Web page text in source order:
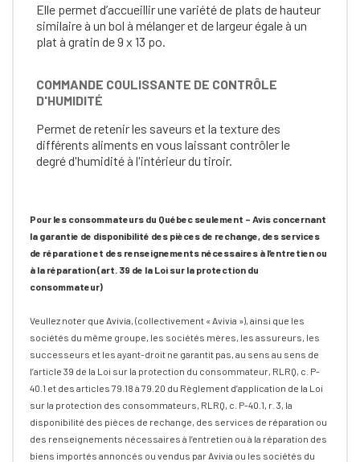
Elle permet d’accueillir une variété de plats de hauteur
similaire à un bol à mélanger et de largeur égale à un
plat à gratin de 9 x 13 po.
COMMANDE COULISSANTE DE CONTRÔLE
D'HUMIDITÉ
Permet de retenir les saveurs et la texture des
différents aliments en vous laissant contrôler le
degré d'humidité à l'intérieur du tiroir.
Pour les consommateurs du Québec seulement – Avis concernant
la garantie de disponibilité des pièces de rechange, des services
de réparation et des renseignements nécessaires à l’entretien ou
à la réparation (art. 39 de la Loi sur la protection du
consommateur)
Veullez noter que Avivia, (collectivement « Avivia »), ainsi que les
sociétés du même groupe, les sociétés mères, les assureurs, les
successeurs et les ayant-droit ne garantit pas, au sens au sens de
l’article 39 de la Loi sur la protection du consommateur, RLRQ, c. P-
40.1 et des articles 79.18 à 79.20 du Règlement d’application de la Loi
sur la protection des consommateurs, RLRQ, c. P-40.1, r. 3, la
disponibilité des pièces de rechange, des services de réparation ou
des renseignements nécessaires à l’entretien ou à la réparation des
biens importés annoncés ou vendus par Avivia ou les sociétés du